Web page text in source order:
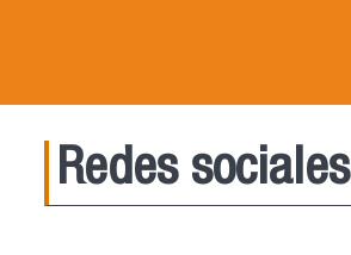
Redes sociales